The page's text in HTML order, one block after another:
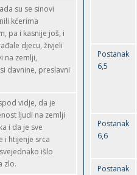
su se sinovi
kćerima
pa i kasnije još, i
djecu, živjeli
na zemlji,
davnine, preslavni
vidje, da je
ljudi na zemlji
i da je sve
i htijenje srca
išlo
zlo.
Postanak
6,5
Postanak
6,6
Postanak